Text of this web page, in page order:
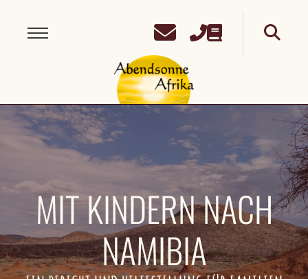
MIT KINDERN NACH
NAMIBIA